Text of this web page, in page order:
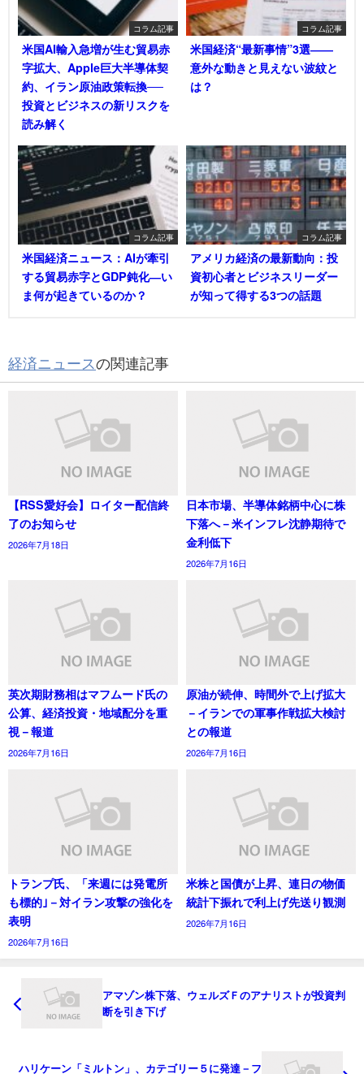
コラム記事
米国AI輸入急増が生む貿易赤
字拡大、Apple巨大半導体契
約、イラン原油政策転換──
投資とビジネスの新リスクを
読み解く
コラム記事
米国経済“最新事情”3選――
意外な動きと見えない波紋と
は？
コラム記事
米国経済ニュース：AIが牽引
する貿易赤字とGDP鈍化―い
ま何が起きているのか？
コラム記事
アメリカ経済の最新動向：投
資初心者とビジネスリーダー
が知って得する3つの話題
経済ニュースの関連記事
【RSS愛好会】ロイター配信終
了のお知らせ
2026年7月18日
日本市場、半導体銘柄中心に株
下落へ－米インフレ沈静期待で
金利低下
2026年7月16日
英次期財務相はマフムード氏の
公算、経済投資・地域配分を重
視－報道
2026年7月16日
原油が続伸、時間外で上げ拡大
－イランでの軍事作戦拡大検討
との報道
2026年7月16日
トランプ氏、「来週には発電所
も標的｣－対イラン攻撃の強化を
表明
2026年7月16日
米株と国債が上昇、連日の物価
統計下振れで利上げ先送り観測
2026年7月16日
アマゾン株下落、ウェルズＦのアナリストが投資判
断を引き下げ
ハリケーン「ミルトン」、カテゴリー５に発達－フ